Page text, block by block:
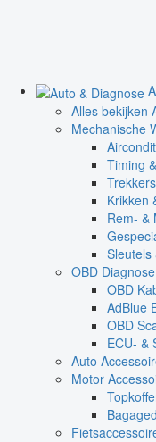
Alles bekijken
Mechanische
Timing
Krikken
Rem- &
Sleutels
OBD
OBD
AdBlue
OBD
ECU- &
Auto
Motor